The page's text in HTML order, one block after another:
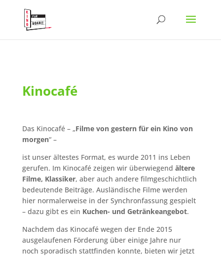
Kinocafé
Das Kinocafé – „Filme von gestern für ein Kino von
morgen“ –
ist unser ältestes Format, es wurde 2011 ins Leben
gerufen. Im Kinocafé zeigen wir überwiegend ältere
Filme, Klassiker, aber auch andere filmgeschichtlich
bedeutende Beiträge. Ausländische Filme werden
hier normalerweise in der Synchronfassung gespielt
– dazu gibt es ein Kuchen- und Getränkeangebot.
Nachdem das Kinocafé wegen der Ende 2015
ausgelaufenen Förderung über einige Jahre nur
noch sporadisch stattfinden konnte, bieten wir jetzt